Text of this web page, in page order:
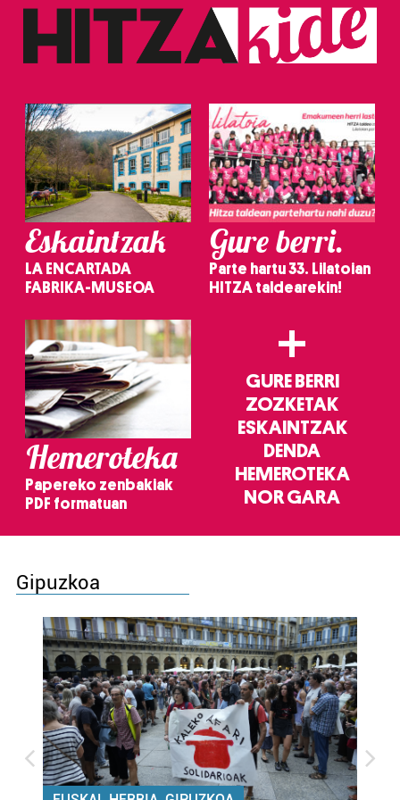
Eskaintzak
LA ENCARTADA
FABRIKA-MUSEOA
Gure berri.
Parte hartu 33. Lilatoian
HITZA taldearekin!
Hemeroteka
Papereko zenbakiak
PDF formatuan
+
GURE BERRI
ZOZKETAK
ESKAINTZAK
DENDA
HEMEROTEKA
NOR GARA
Gipuzkoa